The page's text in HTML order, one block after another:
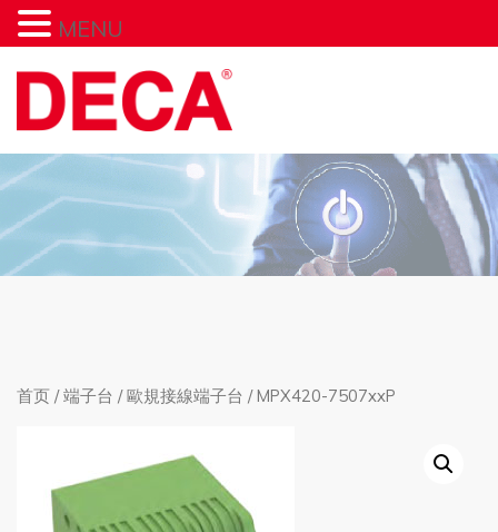
首页 /端子台 /歐規接線端子台 / MPX420-7507xxP
MENU